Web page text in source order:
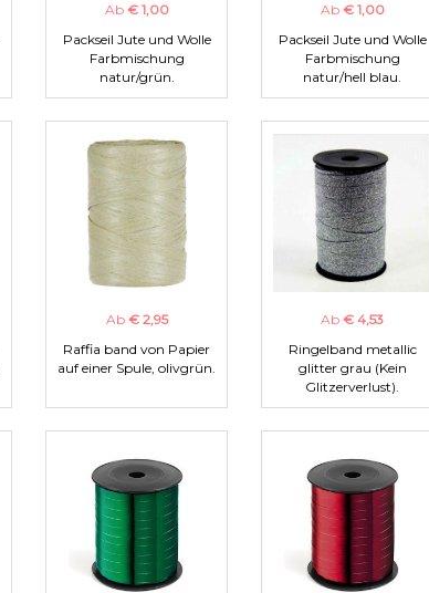
Ab € 1,00
Packseil Jute und Wolle
Farbmischung
natur/grün.
Ab € 1,00
Packseil Jute und Wolle
Farbmischung
natur/hell blau.
Ab € 2,95
Raffia band von Papier
auf einer Spule, olivgrün.
Ab € 4,53
Ringelband metallic
glitter grau (Kein
Glitzerverlust).